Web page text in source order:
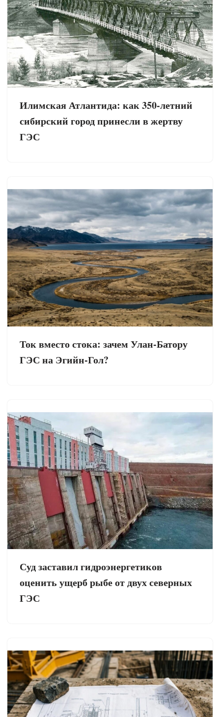
Илимская Атлантида: как 350-летний
сибирский город принесли в жертву
ГЭС
Ток вместо стока: зачем Улан-Батору
ГЭС на Эгийн-Гол?
Суд заставил гидроэнергетиков
оценить ущерб рыбе от двух северных
ГЭС